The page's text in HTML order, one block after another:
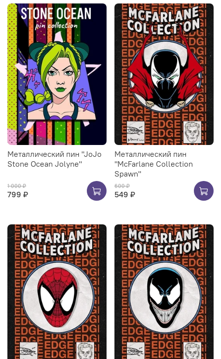
Металлический пин "JoJo
Stone Ocean Jolyne"
1 000 ₽
799 ₽
Металлический пин
"McFarlane Collection
Spawn"
600 ₽
549 ₽